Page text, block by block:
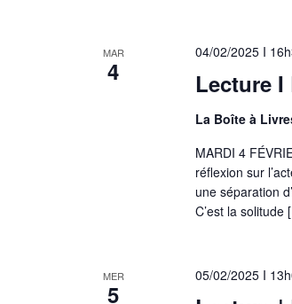
MAR
4 Lecture I
04/02/2025 I
La Boîte à
MARDI 4
réflexion sur
une séparation
C’est la solitude
MER
5
05/02/2025 I